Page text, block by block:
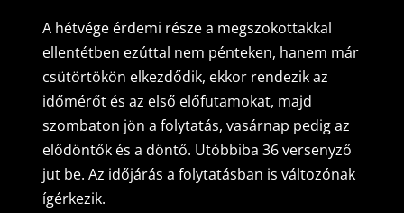
A hétvége érdemi része a megszokottakkal
ellentétben ezúttal nem pénteken, hanem már
csütörtökön elkezdődik, ekkor rendezik az
időmérőt és az első előfutamokat, majd
szombaton jön a folytatás, vasárnap pedig az
elődöntők és a döntő. Utóbbiba 36 versenyző
jut be. Az időjárás a folytatásban is változónak
ígérkezik.